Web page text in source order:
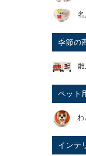
名
季節の
雛
ペット
わ
インテ